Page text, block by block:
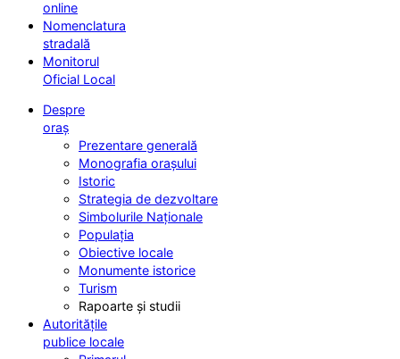
online
Nomenclatura
stradală
Monitorul
Oficial Local
Despre
oraș
Prezentare generală
Monografia orașului
Istoric
Strategia de dezvoltare
Simbolurile Naționale
Populația
Obiective locale
Monumente istorice
Turism
Rapoarte și studii
Autoritățile
publice locale